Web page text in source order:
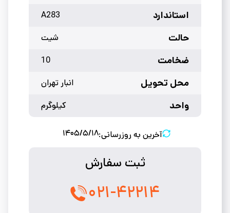
استاندارد A283
حالت شیت
ضخامت 10
محل تحویل انبار تهران
واحد کیلوگرم
آخرین به روزرسانی:۱۴۰۵/۵/۱۸
ثبت سفارش
۰۲۱-۴۲۲۱۴